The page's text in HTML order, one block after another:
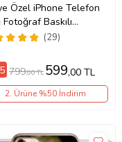
Özel iPhone Telefon
Fotoğraf Baskılı
14/14Pro/14ProMax/15/
(29)
799,00 TL 599,00 TL
2. Ürüne %50 İndirim